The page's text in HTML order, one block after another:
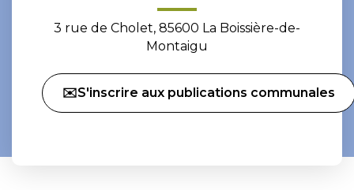
3 rue de Cholet, 85600 La Boissière-de-
Montaigu
✉️S'inscrire aux publications communales